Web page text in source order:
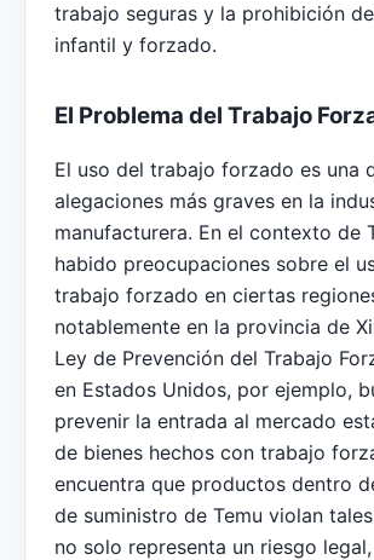
trabajo seguras y la prohibición
infantil y forzado.
El Problema del Trabajo
El uso del trabajo forzado es una
alegaciones más graves en la
manufacturera. En el contexto de
habido preocupaciones sobre el
trabajo forzado en ciertas
notablemente en la provincia de
Ley de Prevención del Trabajo
en Estados Unidos, por ejemplo,
prevenir la entrada al mercado
de bienes hechos con trabajo
encuentra que productos dentro
de suministro de Temu violan
no solo representa un riesgo